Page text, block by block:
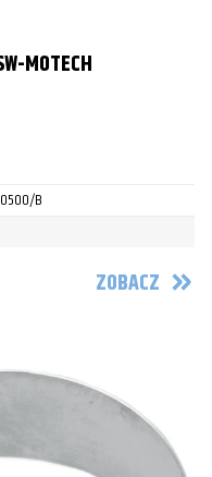
MOTECH
B
ZOBACZ